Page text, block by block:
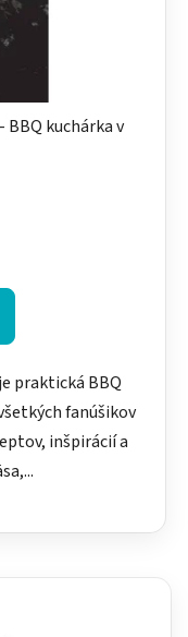
BBQ kuchárka v
praktická BBQ
fanúšikov
inšpirácií a